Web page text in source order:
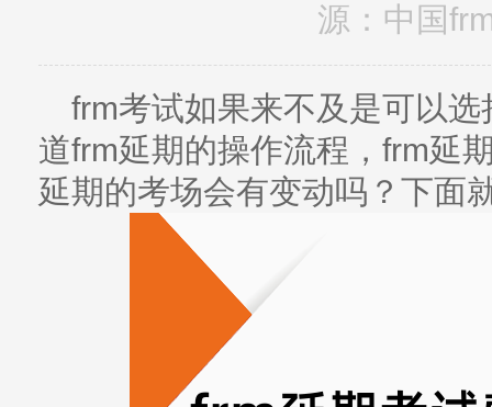
源：中国
frm考试如果来不及是可以
道frm延期的操作流程，frm延
延期的考场会有变动吗？下面